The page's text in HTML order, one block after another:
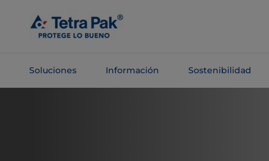
contenido
principal
Soluciones Información Sostenibilidad